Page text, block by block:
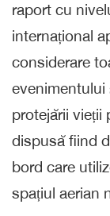
raport cu
internațional
considerare
evenimentului
protejării vieții
dispusă fiind
bord care
spațiul aerian